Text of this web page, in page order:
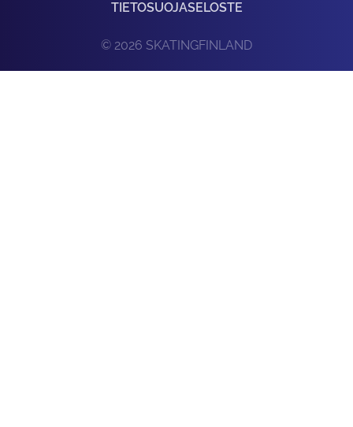
TIETOSUOJASELOSTE
© 2026 SKATINGFINLAND